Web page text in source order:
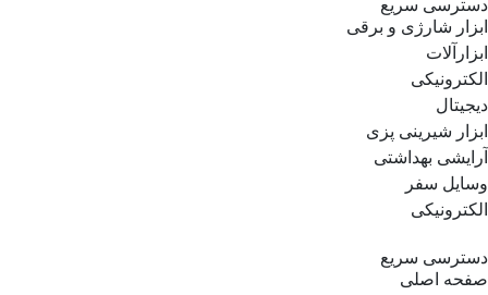
دسترسی سریع
ابزار شارژی و برقی
ابزارآلات
الکترونیکی
دیجیتال
ابزار شیرینی پزی
آرایشی بهداشتی
وسایل سفر
الکترونیکی
دسترسی سریع
صفحه اصلی